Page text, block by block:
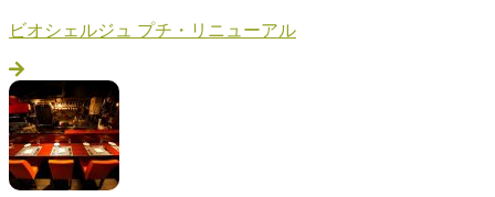
ビオシェルジュ プチ・リニューアル